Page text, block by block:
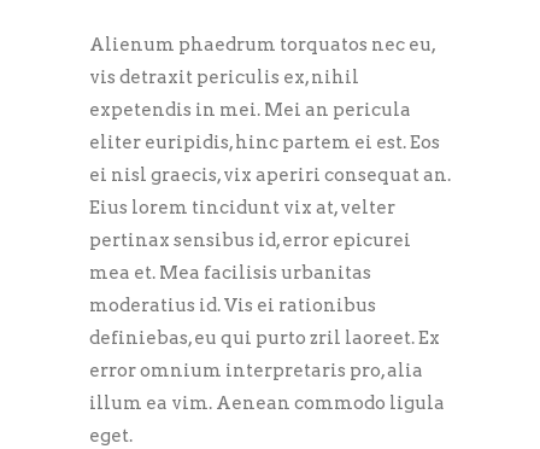
Alienum phaedrum torquatos nec eu,
vis detraxit periculis ex, nihil
expetendis in mei. Mei an pericula
eliter euripidis, hinc partem ei est. Eos
ei nisl graecis, vix aperiri consequat an.
Eius lorem tincidunt vix at, velter
pertinax sensibus id, error epicurei
mea et. Mea facilisis urbanitas
moderatius id. Vis ei rationibus
definiebas, eu qui purto zril laoreet. Ex
error omnium interpretaris pro, alia
illum ea vim. Aenean commodo ligula
eget.